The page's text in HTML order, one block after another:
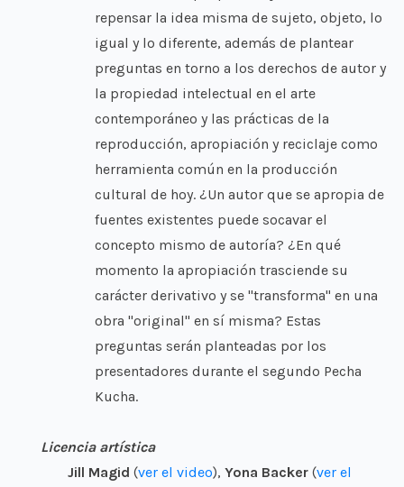
repensar la idea misma de sujeto, objeto, lo
igual y lo diferente, además de plantear
preguntas en torno a los derechos de autor y
la propiedad intelectual en el arte
contemporáneo y las prácticas de la
reproducción, apropiación y reciclaje como
herramienta común en la producción
cultural de hoy. ¿Un autor que se apropia de
fuentes existentes puede socavar el
concepto mismo de autoría? ¿En qué
momento la apropiación trasciende su
carácter derivativo y se "transforma" en una
obra "original" en sí misma? Estas
preguntas serán planteadas por los
presentadores durante el segundo Pecha
Kucha.
Licencia artística
Jill Magid (ver el video), Yona Backer (ver el